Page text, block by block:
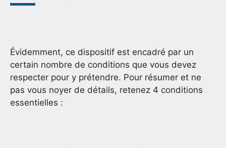
Évidemment, ce dispositif est encadré par un
certain nombre de conditions que vous devez
respecter pour y prétendre. Pour résumer et ne
pas vous noyer de détails, retenez 4 conditions
essentielles :